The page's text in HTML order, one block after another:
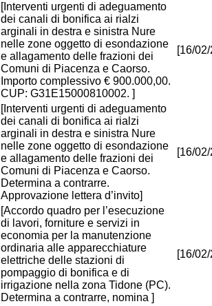
[Interventi urgenti di adeguamento
dei canali di bonifica ai rialzi
arginali in destra e sinistra Nure
nelle zone oggetto di esondazione
e allagamento delle frazioni dei
Comuni di Piacenza e Caorso.
Importo complessivo € 900.000,00.
CUP: G31E15000810002. ]
[16/
[Interventi urgenti di adeguamento
dei canali di bonifica ai rialzi
arginali in destra e sinistra Nure
nelle zone oggetto di esondazione
e allagamento delle frazioni dei
Comuni di Piacenza e Caorso.
Determina a contrarre.
Approvazione lettera d’invito]
[16/
[Accordo quadro per l’esecuzione
di lavori, forniture e servizi in
economia per la manutenzione
ordinaria alle apparecchiature
elettriche delle stazioni di
pompaggio di bonifica e di
irrigazione nella zona Tidone (PC).
Determina a contrarre, nomina ]
[16/